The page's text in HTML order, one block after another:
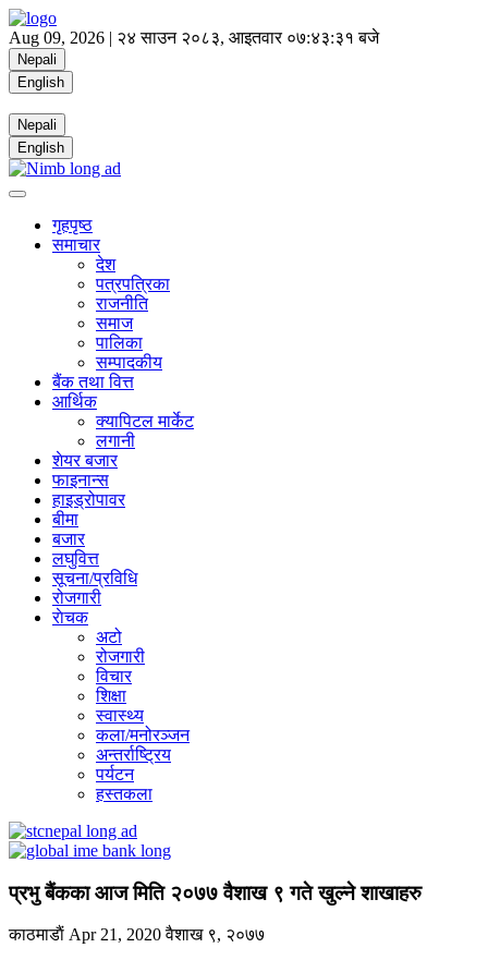
Aug 09, 2026 | २४ साउन २०८३, आइतवार ०७:४३:३२ बजे
Nepali
English
Nepali
English
गृहपृष्ठ
समाचार
देश
पत्रपत्रिका
राजनीति
समाज
पालिका
सम्पादकीय
बैंक तथा वित्त
आर्थिक
क्यापिटल मार्केट
लगानी
शेयर बजार
फाइनान्स
हाइड्रोपावर
बीमा
बजार
लघुवित्त
सूचना/प्रविधि
रोजगारी
राेचक
अटो
रोजगारी
विचार
शिक्षा
स्वास्थ्य
कला/मनोरञ्जन
अन्तर्राष्ट्रिय
पर्यटन
हस्तकला
प्रभु बैंकका आज मिति २०७७ वैशाख ९ गते खुल्ने शाखाहरु
काठमाडाैं Apr 21, 2020वैशाख ९, २०७७